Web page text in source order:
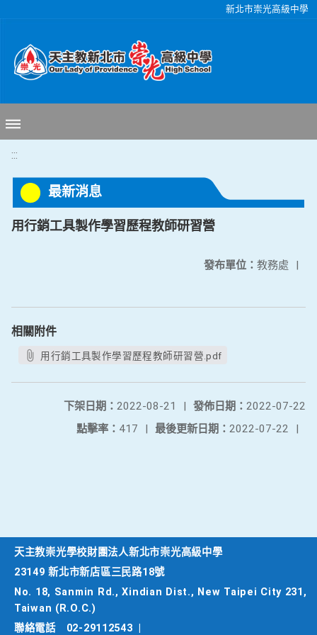
新北市崇光高級中學
:::
最新消息
用行銷工具製作學習歷程教師研習營
發布單位： 教務處 |
相關附件
用行銷工具製作學習歷程教師研習營.pdf
發佈日期： 2022-07-22
下架日期： 2022-08-21
|
最後更新日期： 2022-07-22 |
點擊率： 417 |
天主教崇光學校財團法人新北市崇光高級中學
23149 新北市新店區三民路18號
No. 18, Sanmin Rd., Xindian Dist., New Taipei City 231,
Taiwan (R.O.C.)
聯絡電話
02-29112543